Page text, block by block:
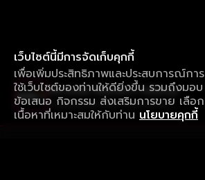
เว็บไซต์นี้มีการจัดเก็บคุกกี้
เพื่อเพิ่มประสิทธิภาพและประสบการณ์การ
ใช้เว็บไซต์ของท่านให้ดียิ่งขึ้น รวมถึงมอบ
ข้อเสนอ กิจกรรม ส่งเสริมการขาย เลือก
เนื้อหาที่เหมาะสมให้กับท่าน นโยบายคุกกี้
ใช้งานแอป ลื่นไหลกว่า ไม่มีสะดุด
ดาวน์โหลดแอปเพื่อการรับชมที่ดีกว่า